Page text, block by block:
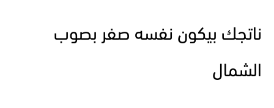
ناتجك بيكون نفسه صفر بصوب
الشمال